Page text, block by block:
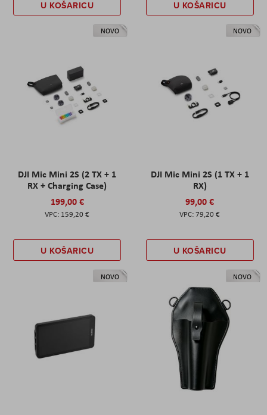
U KOŠARICU U KOŠARICU
NOVO
DJI Mic Mini 2S (2 TX + 1
RX + Charging Case)
199,00 €
159,20 €
U KOŠARICU
NOVO
DJI Mic Mini 2S (1 TX + 1
RX)
99,00 €
79,20 €
U KOŠARICU
NOVO NOVO